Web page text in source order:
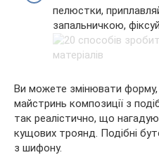
пелюстки,
запальничкою,
Ви можете змінювати
майстринь композиції з
так реалістично, що
кущових троянд. Подібні
з шифону.